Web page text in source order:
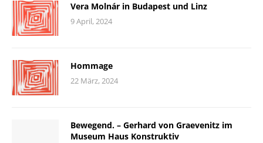
Vera Molnár in Budapest und Linz
9 April, 2024
Hommage
22 März, 2024
Bewegend. – Gerhard von Graevenitz im
Museum Haus Konstruktiv